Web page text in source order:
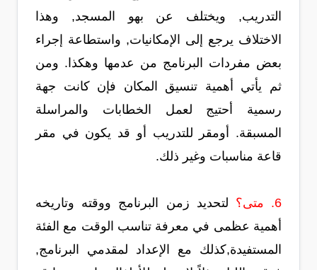
التدريب, ويختلف عن بهو المسجد, وهذا
الاختلاف يرجع إلى الإمكانيات, واستطاعة إجراء
بعض مفردات البرنامج من عدمها وهكذا. ومن
ثم يأتي أهمية تنسيق المكان فإن كانت جهة
رسمية أحتيج لعمل الخطابات والمراسلة
المسبقة. أومقر للتدريب أو قد يكون في مقر
قاعة مناسبات وغير ذلك.
6. متى؟
لتحديد زمن البرنامج ووقته وتاريخه
أهمية عظمى في معرفة تناسب الوقت مع الفئة
المستفيدة,كذلك مع الإعداد لمقدمي البرنامج,